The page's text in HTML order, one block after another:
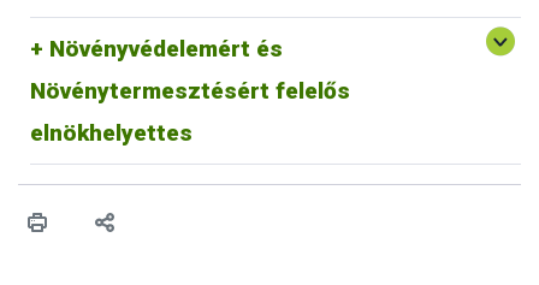
Növényvédelemért és
Növénytermesztésért felelős
elnökhelyettes